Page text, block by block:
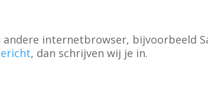
internetbrowser, bijvoorbeeld
, dan schrijven wij je in.